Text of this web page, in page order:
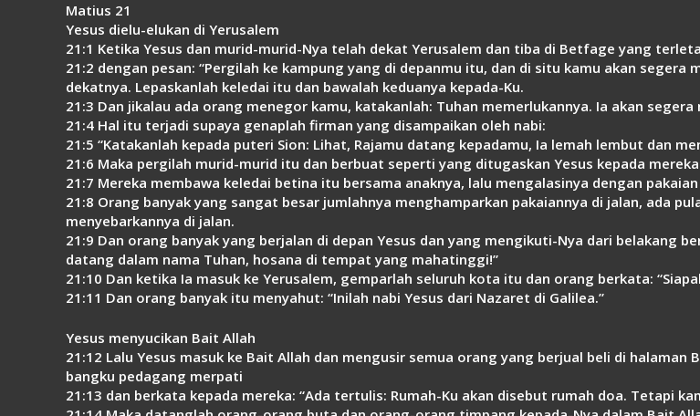
Matius 21
Yesus dielu-elukan di Yerusalem
21:1 Ketika Yesus dan murid-murid-Nya telah dekat Yerusalem dan tiba di Betfage yang
21:2 dengan pesan: “Pergilah ke kampung yang di depanmu itu, dan di situ kamu akan
dekatnya. Lepaskanlah keledai itu dan bawalah keduanya kepada-Ku.
21:3 Dan jikalau ada orang menegor kamu, katakanlah: Tuhan memerlukannya. Ia akan segera
21:4 Hal itu terjadi supaya genaplah firman yang disampaikan oleh nabi:
21:5 “Katakanlah kepada puteri Sion: Lihat, Rajamu datang kepadamu, Ia lemah lembut dan
21:6 Maka pergilah murid-murid itu dan berbuat seperti yang ditugaskan Yesus kepada
21:7 Mereka membawa keledai betina itu bersama anaknya, lalu mengalasinya dengan
21:8 Orang banyak yang sangat besar jumlahnya menghamparkan pakaiannya di jalan, ada
menyebarkannya di jalan.
21:9 Dan orang banyak yang berjalan di depan Yesus dan yang mengikuti-Nya dari belakang
datang dalam nama Tuhan, hosana di tempat yang mahatinggi!”
21:10 Dan ketika Ia masuk ke Yerusalem, gemparlah seluruh kota itu dan orang berkata:
21:11 Dan orang banyak itu menyahut: “Inilah nabi Yesus dari Nazaret di Galilea.”
Yesus menyucikan Bait Allah
21:12 Lalu Yesus masuk ke Bait Allah dan mengusir semua orang yang berjual beli di
bangku pedagang merpati
21:13 dan berkata kepada mereka: “Ada tertulis: Rumah-Ku akan disebut rumah doa. Tetapi